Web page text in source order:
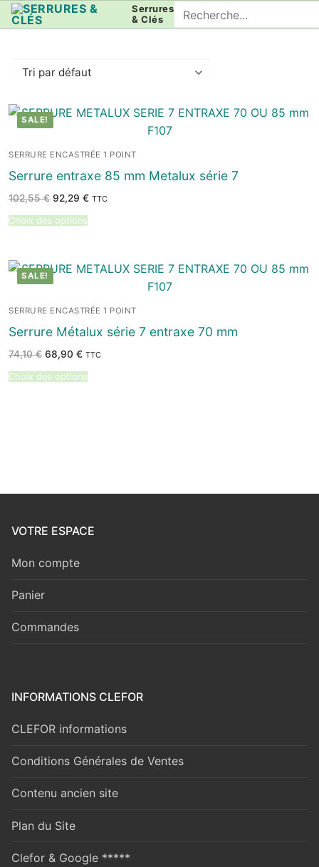
Aller
au
Serrures
& Clés
Rechercher
:
SALE!
SERRURE ENCASTRÉE 1 POINT
Serrure entraxe 85 mm Metalux série 7
102,55€ Le
prix
initial
était :
92,29 €Le
TTC
Choix des options
SALE!
SERRURE ENCASTRÉE 1 POINT
Serrure Métalux série 7 entraxe 70 mm
74,10€ Le
prix
initial
était :
68,90 €Le
actuel
est :
TTC
Choix des options
VOTRE ESPACE
Mon compte
Panier
Commandes
INFORMATIONS CLEFOR
CLEFOR informations
Conditions Générales de Ventes
Contenu ancien site
Plan du Site
Clefor & Google *****